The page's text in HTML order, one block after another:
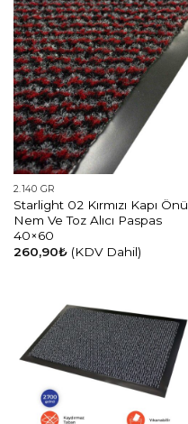
2.140 GR
Starlight 02 Kırmızı Kapı Önü
Nem Ve Toz Alıcı Paspas
40×60
260,90₺ (KDV Dahil)